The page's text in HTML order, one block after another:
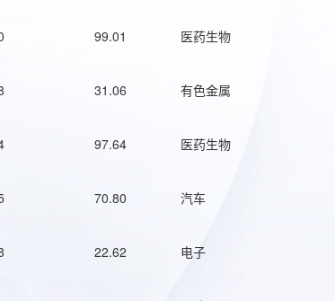
99.01 医药生物
31.06 有色金属
97.64 医药生物
70.80 汽车
22.62 电子